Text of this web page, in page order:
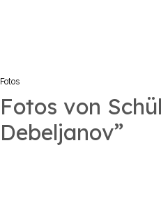
Fotos
Fotos von
Debeljanov”